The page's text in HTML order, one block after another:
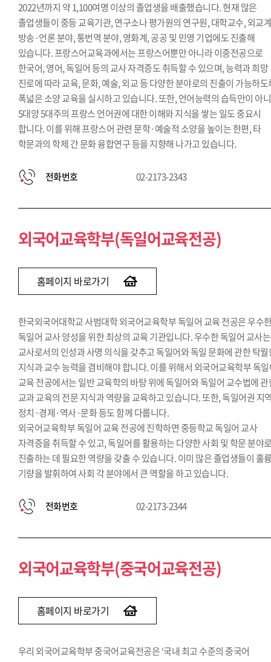
2022년까지 약 1,100여명 이상의 졸업생을 배출했습니다. 현재 많은
졸업생들이 중등 교육기관, 연구소나 평가원의 연구원, 대학교수, 외교
방송·언론 분야, 통번역 분야, 영화계, 공공 및 민영 기업에도 진출해
있습니다. 프랑스어교육과에서는 프랑스어뿐만 아니라 이중전공으로
한국어, 영어, 독일어 등의 교사 자격증도 취득할 수 있으며, 능력과 희망
진로에 따라 교육, 문화, 예술, 외교 등 다양한 분야로의 진출이 가능하도
폭넓은 소양 교육을 실시하고 있습니다. 또한, 언어능력의 습득만이 아
5대양 5대주의 프랑스 언어권에 대한 이해와 지식을 쌓는 일도 중요시
합니다. 이를 위해 프랑스어 관련 문학·예술적 소양을 높이는 한편, 타
학문과의 학제 간 문화 융합연구 등을 지향해 나가고 있습니다.
전화번호 02-2173-2343
외국어교육학부(독일어교육전공)
홈페이지 바로가기
한국외국어대학교 사범대학 외국어교육학부 독일어 교육 전공은 우수
독일어 교사 양성을 위한 최상의 교육 기관입니다. 우수한 독일어 교사는
교사로서의 인성과 사명 의식을 갖추고 독일어와 독일 문화에 관한 탁
지식과 교수 능력을 겸비해야 합니다. 이를 위해서 외국어교육학부 독
교육 전공에서는 일반 교육학의 바탕 위에 독일어와 독일어 교수법에
교과 교육의 전문 지식과 역량을 교육하고 있습니다. 또한, 독일어권 지
정치·경제·역사·문화 등도 함께 다룹니다.
외국어교육학부 독일어 교육 전공에 진학하면 중등학교 독일어 교사
자격증을 취득할 수 있고, 독일어를 활용하는 다양한 사회 및 학문 분야
진출하는 데 필요한 역량을 갖출 수 있습니다. 이미 많은 졸업생들이 훌
기량을 발휘하여 사회 각 분야에서 큰 역할을 하고 있습니다.
전화번호 02-2173-2344
외국어교육학부(중국어교육전공)
홈페이지 바로가기
우리 외국어교육학부 중국어교육전공은 ‘국내 최고 수준의 중국어